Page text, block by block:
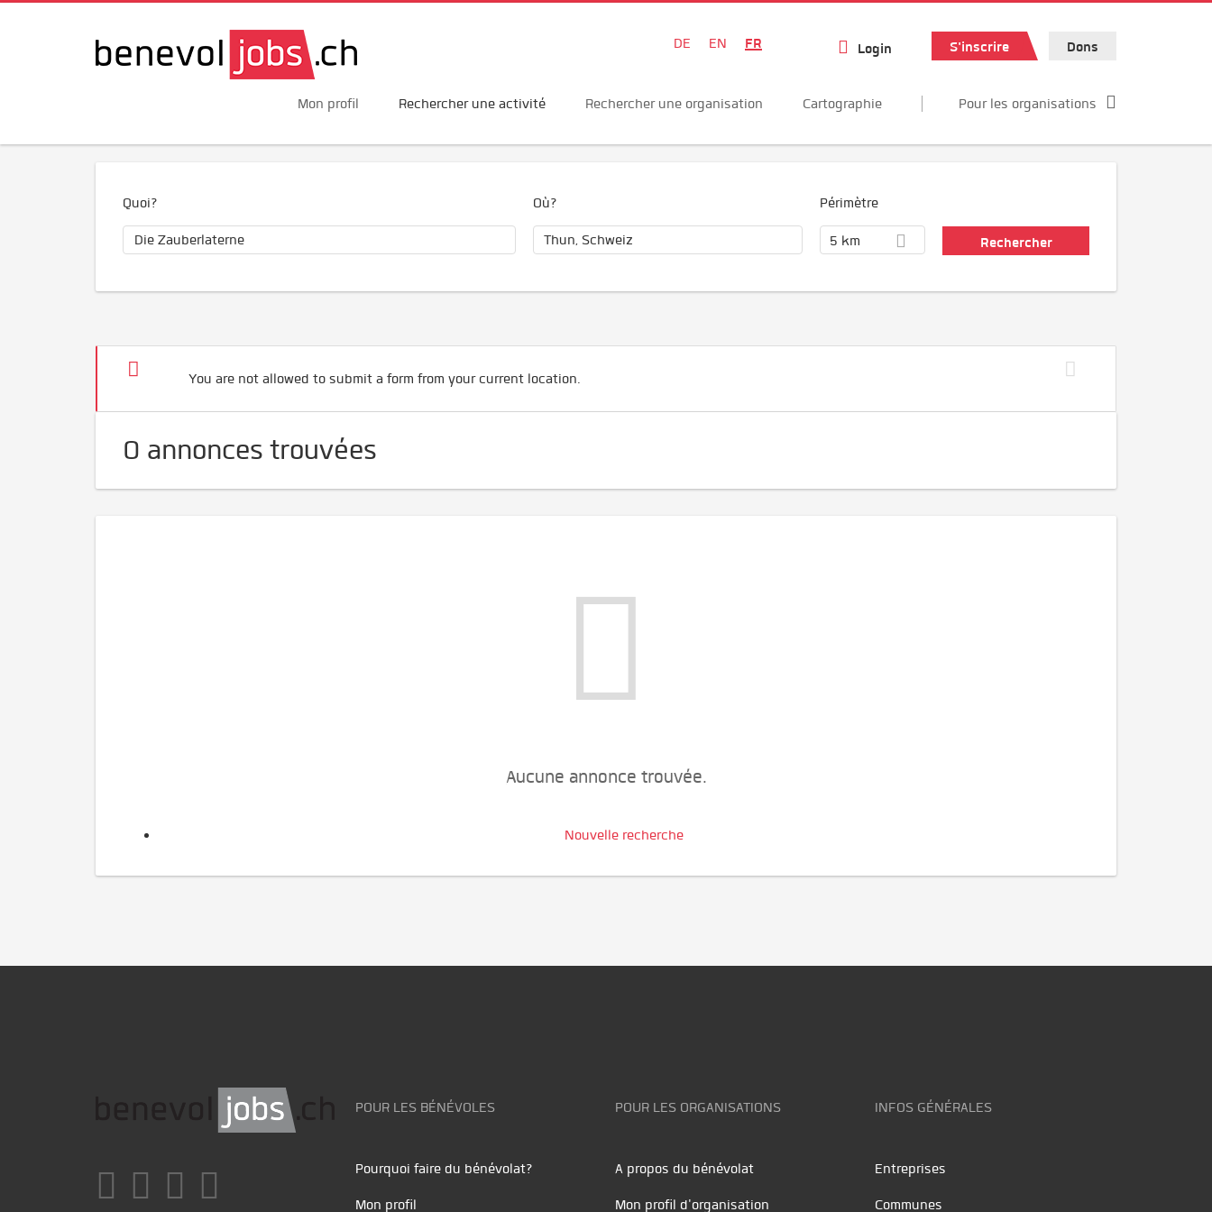
DE EN FR Login S'inscrire Dons
Mon profil Rechercher une activité Rechercher une organisation Cartographie Pour les organisations
Quoi? Où? Périmètre
5 km
You are not allowed to submit a form from your current location.
0 annonces trouvées
Aucune annonce trouvée.
Nouvelle recherche
POUR LES BÉNÉVOLES
Pourquoi faire du bénévolat?
Mon profil
POUR LES ORGANISATIONS
A propos du bénévolat
Mon profil d'organisation
INFOS GÉNÉRALES
Entreprises
Communes